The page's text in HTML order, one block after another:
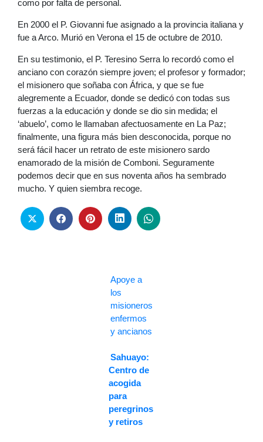
como por falta de personal.
En 2000 el P. Giovanni fue asignado a la provincia italiana y
fue a Arco. Murió en Verona el 15 de octubre de 2010.
En su testimonio, el P. Teresino Serra lo recordó como el
anciano con corazón siempre joven; el profesor y formador;
el misionero que soñaba con África, y que se fue
alegremente a Ecuador, donde se dedicó con todas sus
fuerzas a la educación y donde se dio sin medida; el
‘abuelo’, como le llamaban afectuosamente en La Paz;
finalmente, una figura más bien desconocida, porque no
será fácil hacer un retrato de este misionero sardo
enamorado de la misión de Comboni. Seguramente
podemos decir que en sus noventa años ha sembrado
mucho. Y quien siembra recoge.
Apoye a
los
misioneros
enfermos
y ancianos
Sahuayo:
Centro de
acogida
para
peregrinos
y retiros